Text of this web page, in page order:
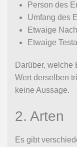
Person des
Umfang des
Etwaige
Etwaige
Darüber, welche
Wert derselben
keine Aussage.
2. Arten
Es gibt